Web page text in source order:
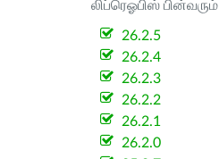
லிப்ரெஓபிஸ் பின்வரும்
26.2.5
26.2.4
26.2.3
26.2.2
26.2.1
26.2.0